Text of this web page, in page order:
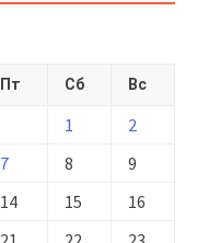
Пт Сб Вс
1
2
7 8
9
14 15
16